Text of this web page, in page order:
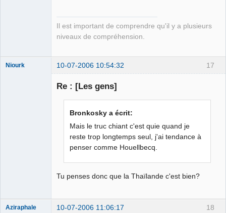
Il est important de comprendre qu'il y a plusieurs
niveaux de compréhension.
17
Niourk 10-07-2006 10:54:32
Re : [Les gens]
Bronkosky a écrit:
Mais le truc chiant c'est quie quand je
reste trop longtemps seul, j'ai tendance à
penser comme Houellbecq.
Tu penses donc que la Thaïlande c'est bien?
18
Aziraphale 10-07-2006 11:06:17